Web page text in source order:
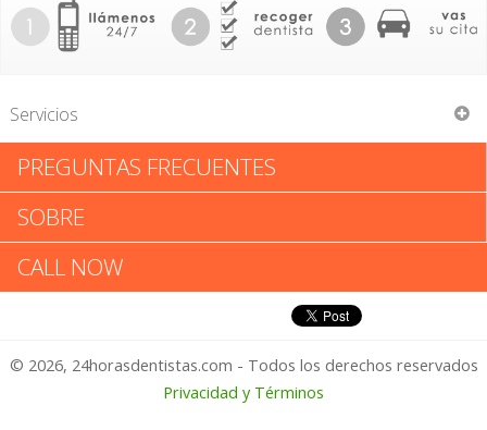
Servicios
Nellie Gail Orthodontics
Nellie Gail Orthodontics:
Califica tu Experiencia
1 – No Feliz
PREGUNTAS FRECUENTES
SOBRE
CALL NOW
© 2026, 24horasdentistas.com - Todos los derechos reservados
Privacidad y Términos